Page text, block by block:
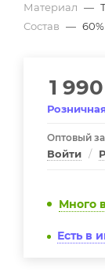
Материал —
Состав —
1 990
Оптовый
Войти /
Много
Есть в